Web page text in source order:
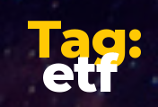
Tag:
etf